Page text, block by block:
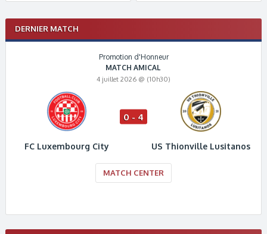
DERNIER MATCH
Promotion d'Honneur
MATCH AMICAL
4 juillet 2026 @ (10h30)
FC Luxembourg City
0 - 4
US Thionville Lusitanos
MATCH CENTER